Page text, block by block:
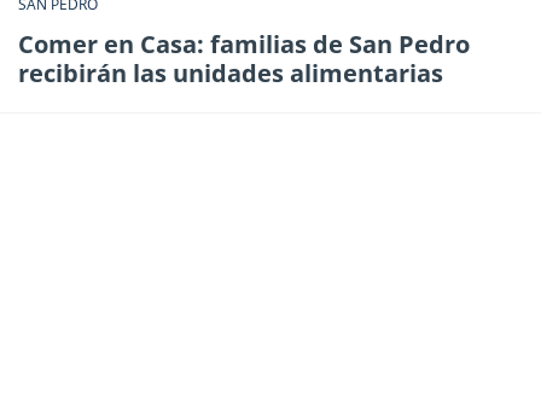
Comer en Casa: familias de San Pedro
recibirán las unidades alimentarias